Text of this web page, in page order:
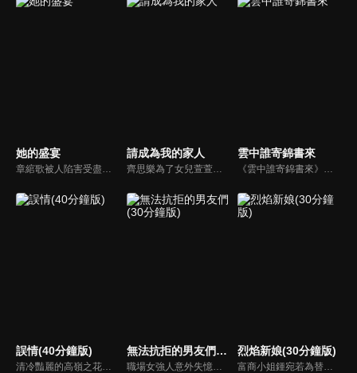
她的盛宴 請成為我的家人
齊思樂為了女兒萱萱的手術費，需要拿下茂林策劃案訂單，苦纏茂林老闆宋皓宇。而宋皓宇也在帶兒子辰辰挑選生日禮物時，發現齊思樂身上有一枚和辰辰一樣的胸針。宋皓宇通過胸針的線索，逐漸確認了萱萱和辰辰的關係。為了能讓兩個孩子有圓滿的家庭，宋皓宇向齊思樂提出求婚，兩人自此走入前途未卜的婚姻。
雲中誰寄錦書來
誤情(40分鐘版) 無法抗拒的男友們(30分鐘版)
職場女強人意外失憶後重啟人生，一覺醒來，竟與公司老闆、部門總監、實習生三人同時「戀愛」。通過這甜蜜浪漫、驚險刺激又難以抉擇的感情生活後，最終發現愛情真正的意義。
烈焰新娘(30分鐘版)
富商小姐鍾宛若為替未婚夫劉子潤復仇，假意投誠敵對的夏軍，卻不料遭到夏軍少帥沐少離威脅強娶，由此各懷算計的倆人成為了夫妻，並在一系列鬥智鬥勇的婚後生活中愛上了彼此。而就在兩人濃情時，鍾宛若意外得知了沐少離的真實身份，在彼此的不信任和軍閥爭霸的陰謀下，相愛的倆人開始了互相折磨 。